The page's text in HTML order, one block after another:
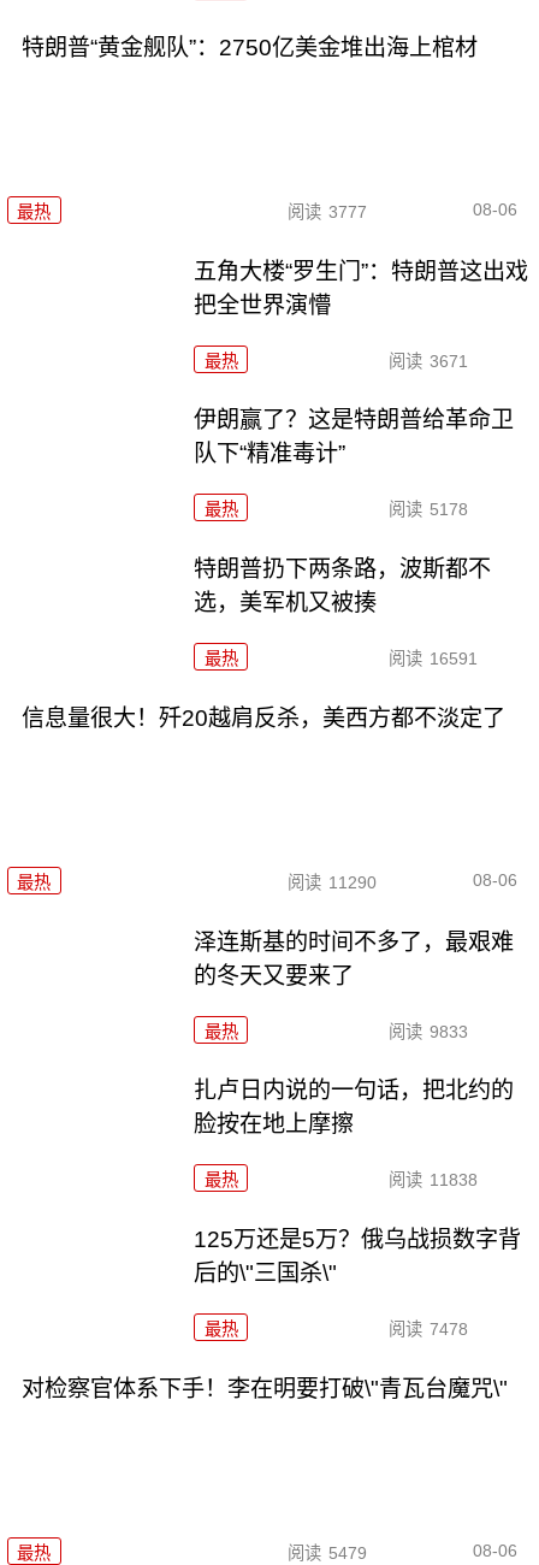
特朗普“黄金舰队”：2750亿美金堆出海上棺材
最热 阅读 3777 08-06
五角大楼“罗生门”：特朗普这出戏
把全世界演懵
最热 阅读 3671
伊朗赢了？这是特朗普给革命卫
队下“精准毒计”
最热 阅读 5178
特朗普扔下两条路，波斯都不
选，美军机又被揍
最热 阅读 16591
信息量很大！歼20越肩反杀，美西方都不淡定了
最热 阅读 11290 08-06
泽连斯基的时间不多了，最艰难
的冬天又要来了
最热 阅读 9833
扎卢日内说的一句话，把北约的
脸按在地上摩擦
最热 阅读 11838
125万还是5万？俄乌战损数字背
后的\"三国杀\"
最热 阅读 7478
对检察官体系下手！李在明要打破\"青瓦台魔咒\"
最热 阅读 5479 08-06